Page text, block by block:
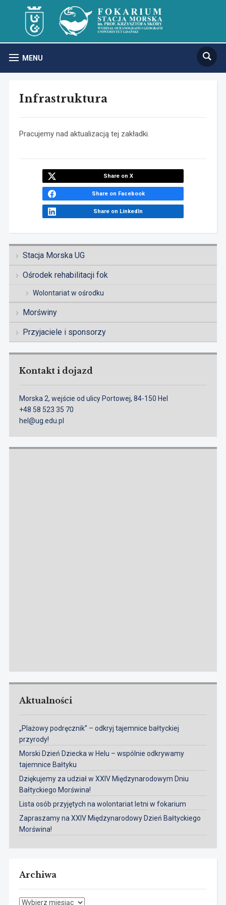
MENU
Stacja Morska UG
Ośrodek rehabilitacji fok
Wolontariat w ośrodku
Morświny
Przyjaciele i sponsorzy
Kontakt i dojazd
Morska 2, wejście od ulicy Portowej, 84-150 Hel
+48 58 523 35 70
hel@ug.edu.pl
Infrastruktura
Pracujemy nad aktualizacją tej zakładki.
Share on X
Share on Facebook
Share on LinkedIn
Aktualności
„Plażowy podręcznik” – odkryj tajemnice bałtyckiej
przyrody!
Morski Dzień Dziecka w Helu – wspólnie odkrywamy
tajemnice Bałtyku
Dziękujemy za udział w XXIV Międzynarodowym Dniu
Bałtyckiego Morświna!
Lista osób przyjętych na wolontariat letni w fokarium
Zapraszamy na XXIV Międzynarodowy Dzień Bałtyckiego
Morświna!
Archiwa
Archiwa